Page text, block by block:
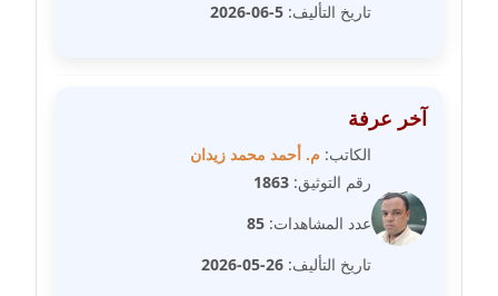
مدونة سمر ابراهيم
عاملة
مدونة سهام كمال
عاملة
مدونة سهر صيام
تاريخ التأليف: 5-06-2026
آخر عرفة
الكاتب: م. أحمد محمد زيدان
رقم التوثيق: 1863
عدد المشاهدات: 85
تاريخ التأليف: 26-05-2026